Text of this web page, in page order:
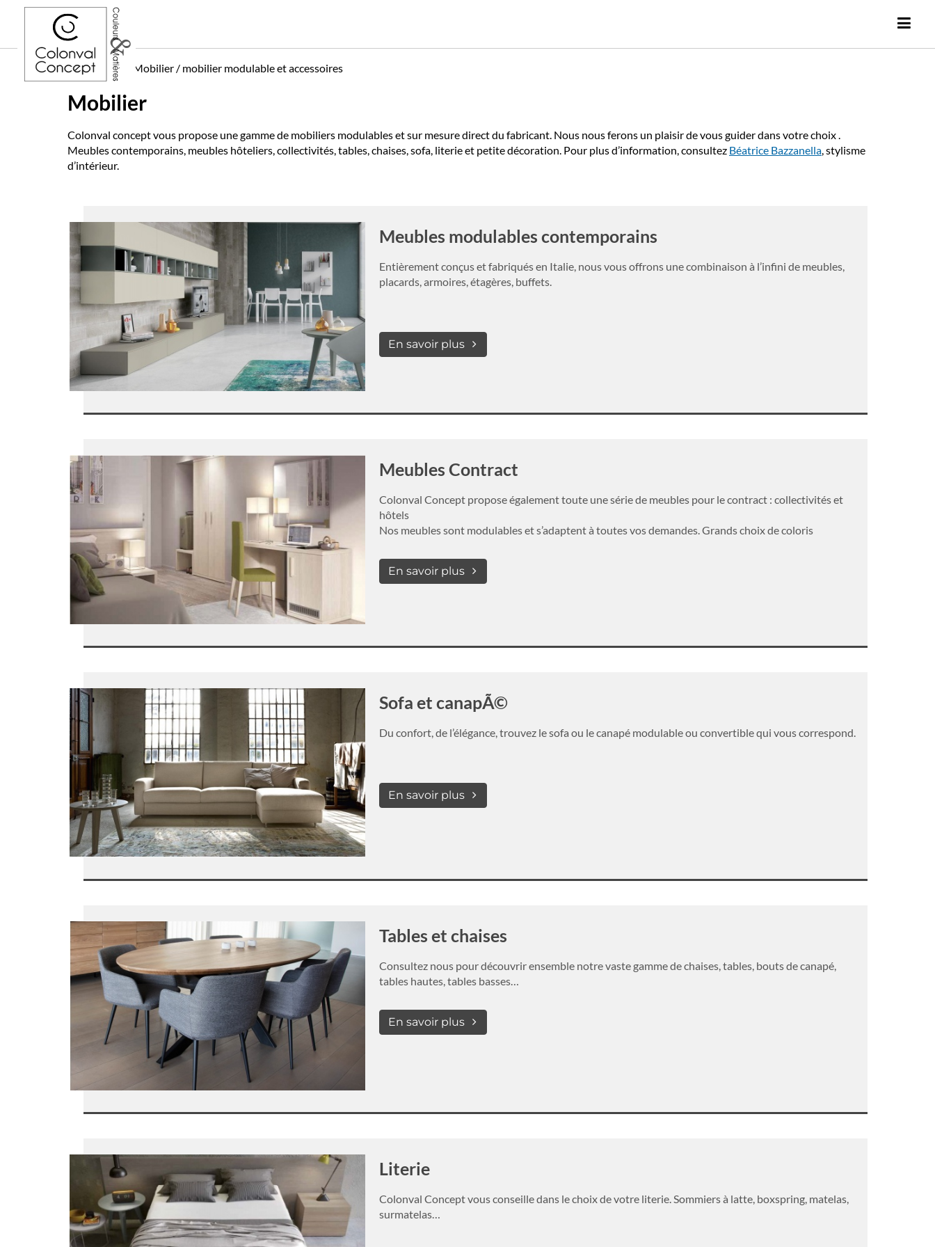
Accueil Mobilier / mobilier modulable et accessoires
Mobilier
Colonval concept vous propose une gamme de mobiliers modulables et sur mesure direct du fabricant. Nous nous ferons un plaisir de vous guider dans votre choix .
Meubles contemporains, meubles hôteliers, collectivités, tables, chaises, sofa, literie et petite décoration. Pour plus d’information, consultez Béatrice Bazzanella, stylisme
d’intérieur.
Meubles modulables contemporains
Entièrement conçus et fabriqués en Italie, nous vous offrons une combinaison à l’infini de meubles,
placards, armoires, étagères, buffets.
En savoir plus
Meubles Contract
Colonval Concept propose également toute une série de meubles pour le contract : collectivités et
hôtels
Nos meubles sont modulables et s’adaptent à toutes vos demandes. Grands choix de coloris
En savoir plus
Sofa et canapÃ©
Du confort, de l’élégance, trouvez le sofa ou le canapé modulable ou convertible qui vous correspond.
En savoir plus
Tables et chaises
Consultez nous pour découvrir ensemble notre vaste gamme de chaises, tables, bouts de canapé,
tables hautes, tables basses…
En savoir plus
Literie
Colonval Concept vous conseille dans le choix de votre literie. Sommiers à latte, boxspring, matelas,
surmatelas…